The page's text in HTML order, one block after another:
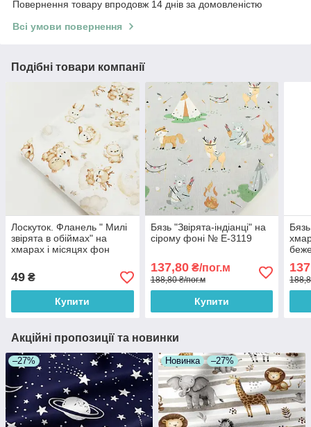
Повернення товару впродовж 14 днів за домовленістю
Всі умови повернення
Подібні товари компанії
Лоскуток. Фланель " Милі
звірята в обіймах" на
хмарах і місяцях фон
см
49 ₴
Купити
Бязь "Звірята-індіанці" на
сірому фоні № Е-3119
137,80₴/пог.м
188,80 ₴/пог.м
Купити
№
Акційні пропозиції та новинки
–27% Новинка –27%